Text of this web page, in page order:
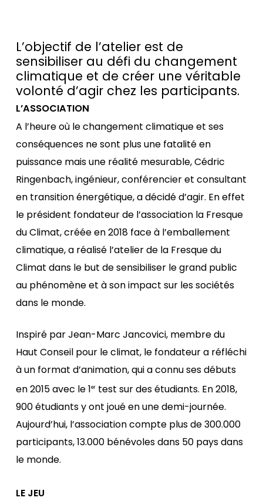
L’objectif de l’atelier est de
sensibiliser au défi du changement
climatique et de créer une véritable
volonté d’agir chez les participants.
L’ASSOCIATION
A l’heure où le changement climatique et ses
conséquences ne sont plus une fatalité en
puissance mais une réalité mesurable, Cédric
Ringenbach, ingénieur, conférencier et consultant
en transition énergétique, a décidé d’agir. En effet
le président fondateur de l’association la Fresque
du Climat, créée en 2018 face à l’emballement
climatique, a réalisé l’atelier de la Fresque du
Climat dans le but de sensibiliser le grand public
au phénomène et à son impact sur les sociétés
dans le monde.
Inspiré par Jean-Marc Jancovici, membre du
Haut Conseil pour le climat, le fondateur a réfléchi
à un format d’animation, qui a connu ses débuts
en 2015 avec le 1ertest sur des étudiants. En 2018,
900 étudiants y ont joué en une demi-journée.
Aujourd’hui, l’association compte plus de 300.000
participants, 13.000 bénévoles dans 50 pays dans
le monde.
LE JEU